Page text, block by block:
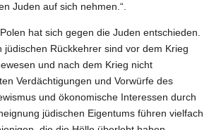
Juden auf sich nehmen.“.
hat sich gegen die Juden entschieden.
jüdischen Rückkehrer sind vor dem Krieg
und nach dem Krieg nicht
Verdächtigungen und Vorwürfe des
und ökonomische Interessen durch
jüdischen Eigentums führen vielfach